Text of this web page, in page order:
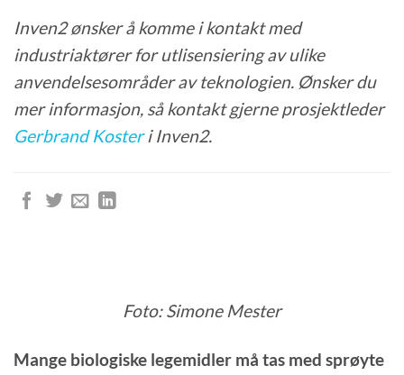
Inven2 ønsker å komme i kontakt med
industriaktører for utlisensiering av ulike
anvendelsesområder av teknologien. Ønsker du
mer informasjon, så kontakt gjerne prosjektleder
Gerbrand Kosteri Inven2.​
Foto: Simone Mester
Mange biologiske legemidler må tas med sprøyte